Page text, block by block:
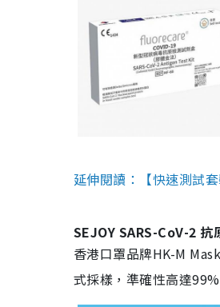
延伸閱讀：【快速測試
SEJOY SARS-CoV-2 抗
香港口罩品牌HK-M
式採樣，準確性高達